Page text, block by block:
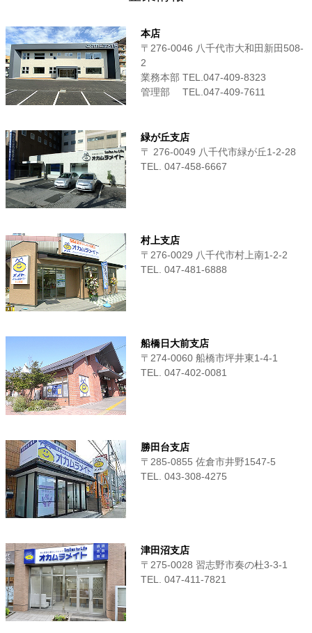
本店
〒276-0046 八千代市大和田新田508-
2
業務本部 TEL.047-409-8323
管理部 TEL.047-409-7611
緑が丘支店
〒 276-0049 八千代市緑が丘1-2-28
TEL. 047-458-6667
村上支店
〒276-0029 八千代市村上南1-2-2
TEL. 047-481-6888
船橋日大前支店
〒274-0060 船橋市坪井東1-4-1
TEL. 047-402-0081
勝田台支店
〒285-0855 佐倉市井野1547-5
TEL. 043-308-4275
津田沼支店
〒275-0028 習志野市奏の杜3-3-1
TEL. 047-411‐7821